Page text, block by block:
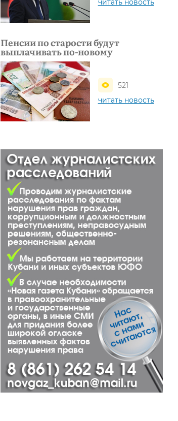
Пенсии по старости будут
выплачивать по-новому
521
читать новость